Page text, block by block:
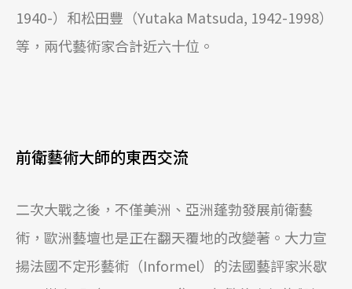
1940-）和松田豐（Yutaka Matsuda, 1942-1998）
等，兩代藝術家合計近六十位。
前衛藝術大師的東西交流
二次大戰之後，不僅美洲、亞洲蓬勃發展前衛藝
術，歐洲藝壇也是正在翻天覆地的改變著。大力宣
揚法國不定形藝術（Informel）的法國藝評家米歇